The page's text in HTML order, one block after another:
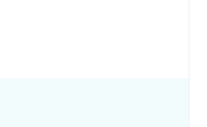
Tuusula
mukaan: Infra ja liikenne